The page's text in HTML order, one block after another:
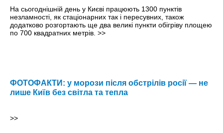
На сьогоднішній день у Києві працюють 1300 пунктів
незламності, як стаціонарних так і пересувних, також
додатково розгортають ще два великі пункти обігріву площею
по 700 квадратних метрів. >>
ФОТОФАКТИ: у морози після обстрілів росії — не
лише Київ без світла та тепла
>>